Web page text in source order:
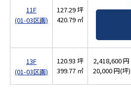
11F
(01-03区画)
127.29 坪
420.79 ㎡
13F
(01-03区画)
120.93 坪
399.77 ㎡
2,418,600 円
20,000 円(坪)